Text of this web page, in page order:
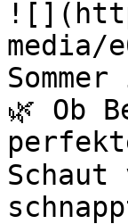
media/
🌿 Ob